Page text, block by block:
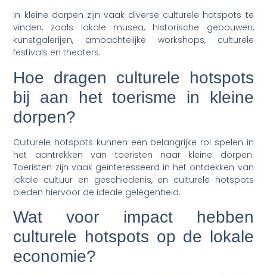
In kleine dorpen zijn vaak diverse culturele hotspots te
vinden, zoals lokale musea, historische gebouwen,
kunstgalerijen, ambachtelijke workshops, culturele
festivals en theaters.
Hoe dragen culturele hotspots
bij aan het toerisme in kleine
dorpen?
Culturele hotspots kunnen een belangrijke rol spelen in
het aantrekken van toeristen naar kleine dorpen.
Toeristen zijn vaak geïnteresseerd in het ontdekken van
lokale cultuur en geschiedenis, en culturele hotspots
bieden hiervoor de ideale gelegenheid.
Wat voor impact hebben
culturele hotspots op de lokale
economie?